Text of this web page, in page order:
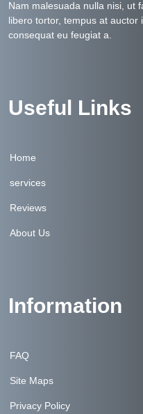
Nam malesuada nulla nisi, ut
libero tortor, tempus at auctor
consequat eu feugiat a.
Useful Links
Home
services
Reviews
About Us
Information
FAQ
Site Maps
Privacy Policy